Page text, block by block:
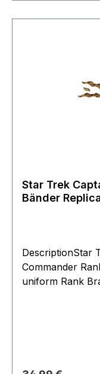
Star Trek
Bänder
DescriptionStar
Commander
uniform Rank
with great detail